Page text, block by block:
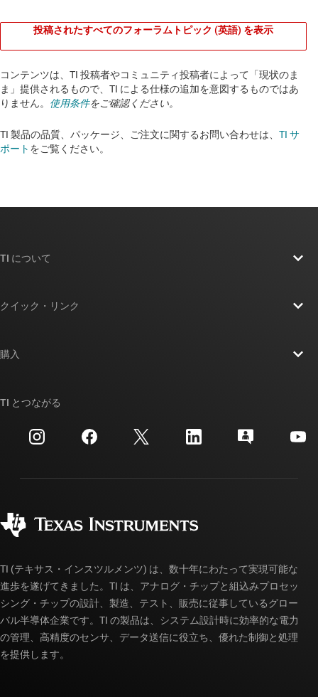
投稿されたすべてのフォーラムトピック (英語) を表示
コンテンツは、TI 投稿者やコミュニティ投稿者によって「現状のま
ま」提供されるもので、TI による仕様の追加を意図するものではあ
りません。 使用条件をご確認ください。
TI 製品の品質、パッケージ、ご注文に関するお問い合わせは、 TI サ
ポート をご覧ください。​​​​​​​​​​​​​​
TI について
投資家向け情報
製造
クイック・リンク
クロスリファレンス検索
カスタマー・サポート・センター
myTI アカウントの FAQ
購入
ご注文に関する FAQ
TI とつながる
TI (テキサス・インスツルメンツ) は、数十年にわたって実現可能な
進歩を遂げてきました。TI は、アナログ・チップと組込みプロセッ
シング・チップの設計、製造、テスト、販売に従事しているグロー
バル半導体企業です。TI の製品は、システム設計時に効率的な電力
の管理、高精度のセンサ、データ送信に役立ち、優れた制御と処理
を提供します。